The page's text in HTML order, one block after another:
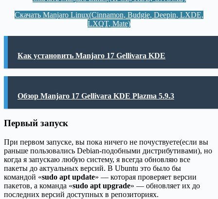
Скачать Manjaro Linux(Cinnamon, Budgie, Deepin, LXDE,
LXQT, Mate)
Как установить Manjaro 17 Gellivara KDE
Обзор Manjaro 17 Gellivara KDE Plazma 5.9.3
Первый запуск
При первом запуске, вы пока ничего не почуствуете(если вы
раньше пользовались Debian-подобными дистрибутивами), но
когда я запускаю любую систему, я всегда обновляю все
пакеты до актуальных версий. В Ubuntu это было бы
командой «sudo apt update» — которая проверяет версии
пакетов, а команда «sudo apt upgrade» — обновляет их до
последних версий доступных в репозиториях.